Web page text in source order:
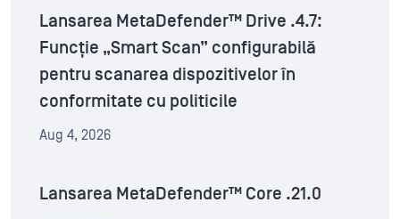
Lansarea MetaDefender™ Drive .4.7:
Funcție „Smart Scan” configurabilă
pentru scanarea dispozitivelor în
conformitate cu politicile
Aug 4, 2026
Lansarea MetaDefender™ Core .21.0